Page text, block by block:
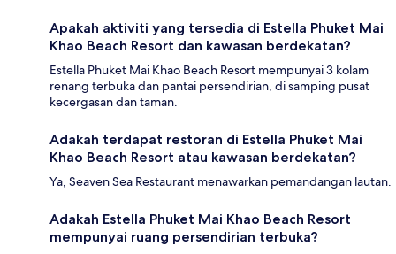
Apakah aktiviti yang tersedia di Estella Phuket Mai
Khao Beach Resort dan kawasan berdekatan?
Estella Phuket Mai Khao Beach Resort mempunyai 3 kolam
renang terbuka dan pantai persendirian, di samping pusat
kecergasan dan taman.
Adakah terdapat restoran di Estella Phuket Mai
Khao Beach Resort atau kawasan berdekatan?
Ya, Seaven Sea Restaurant menawarkan pemandangan lautan.
Adakah Estella Phuket Mai Khao Beach Resort
mempunyai ruang persendirian terbuka?